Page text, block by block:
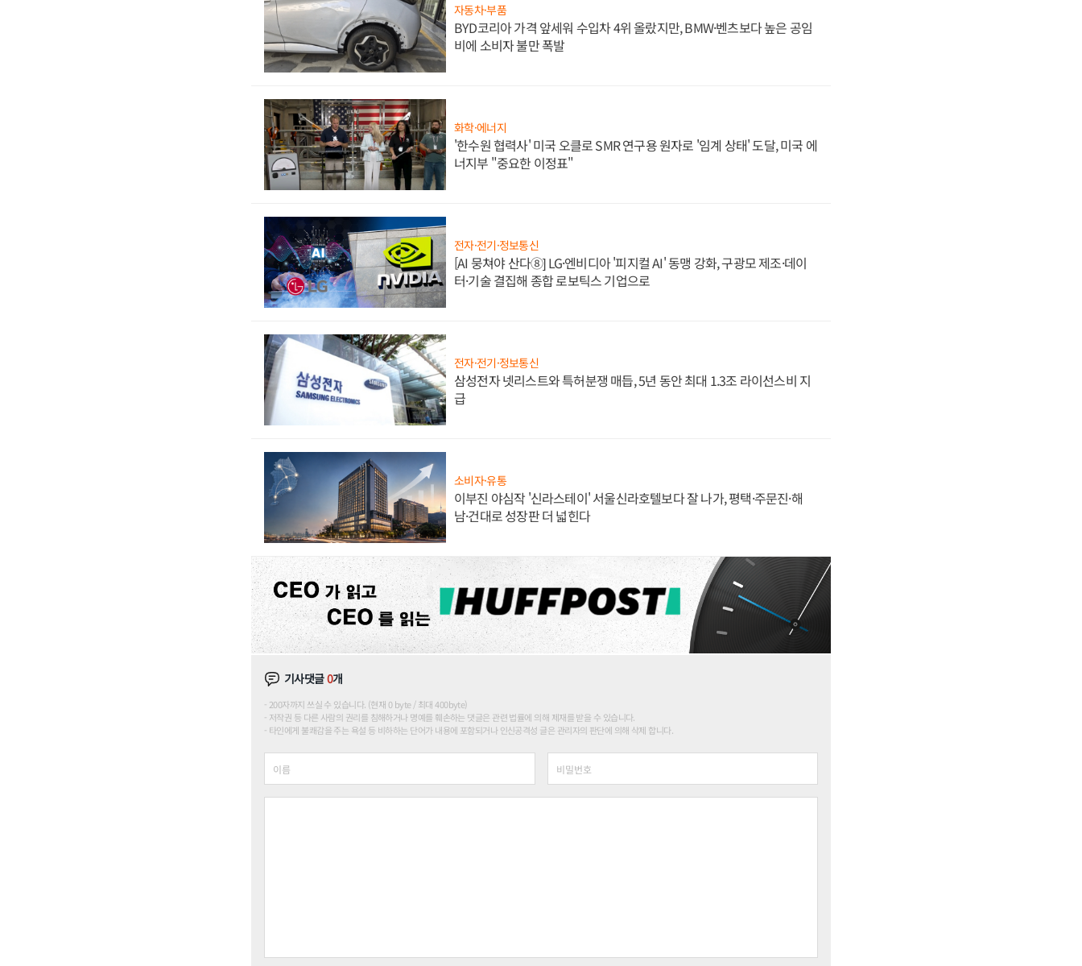
자동차·부품
BYD코리아 가격 앞세워 수입차 4위 올랐지만, BMW·벤츠보다 높은 공임
비에 소비자 불만 폭발
화학·에너지
'한수원 협력사' 미국 오클로 SMR 연구용 원자로 '임계 상태' 도달, 미국 에
너지부 "중요한 이정표"
전자·전기·정보통신
[AI 뭉쳐야 산다⑧] LG·엔비디아 '피지컬 AI' 동맹 강화, 구광모 제조·데이
터·기술 결집해 종합 로보틱스 기업으로
전자·전기·정보통신
삼성전자 넷리스트와 특허분쟁 매듭, 5년 동안 최대 1.3조 라이선스비 지
급
소비자·유통
이부진 야심작 '신라스테이' 서울신라호텔보다 잘 나가, 평택·주문진·해
남·건대로 성장판 더 넓힌다
기사댓글0개
200자까지 쓰실 수 있습니다. (현재 0 byte / 최대 400byte)
저작권 등 다른 사람의 권리를 침해하거나 명예를 훼손하는 댓글은 관련 법률에 의해 제재를 받을 수 있습니다.
타인에게 불쾌감을 주는 욕설 등 비하하는 단어가 내용에 포함되거나 인신공격성 글은 관리자의 판단에 의해 삭제 합니다.